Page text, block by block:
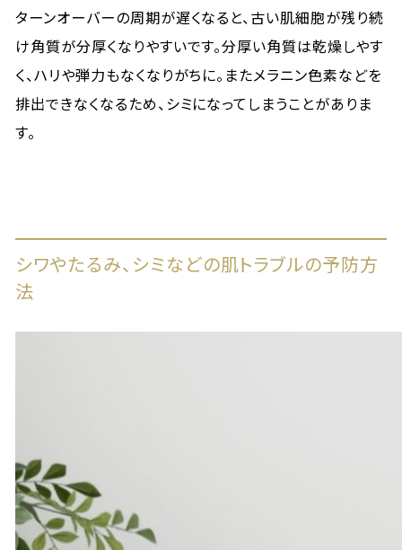
ターンオーバーの周期が遅くなると、古い肌細胞が残り続
け角質が分厚くなりやすいです。分厚い角質は乾燥しやす
く、ハリや弾力もなくなりがちに。またメラニン色素などを
排出できなくなるため、シミになってしまうことがありま
す。
シワやたるみ、シミなどの肌トラブルの予防方
法